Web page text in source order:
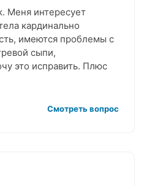
Меня интересует
кардинально
имеются проблемы с
сыпи,
это исправить. Плюс
Смотреть вопрос